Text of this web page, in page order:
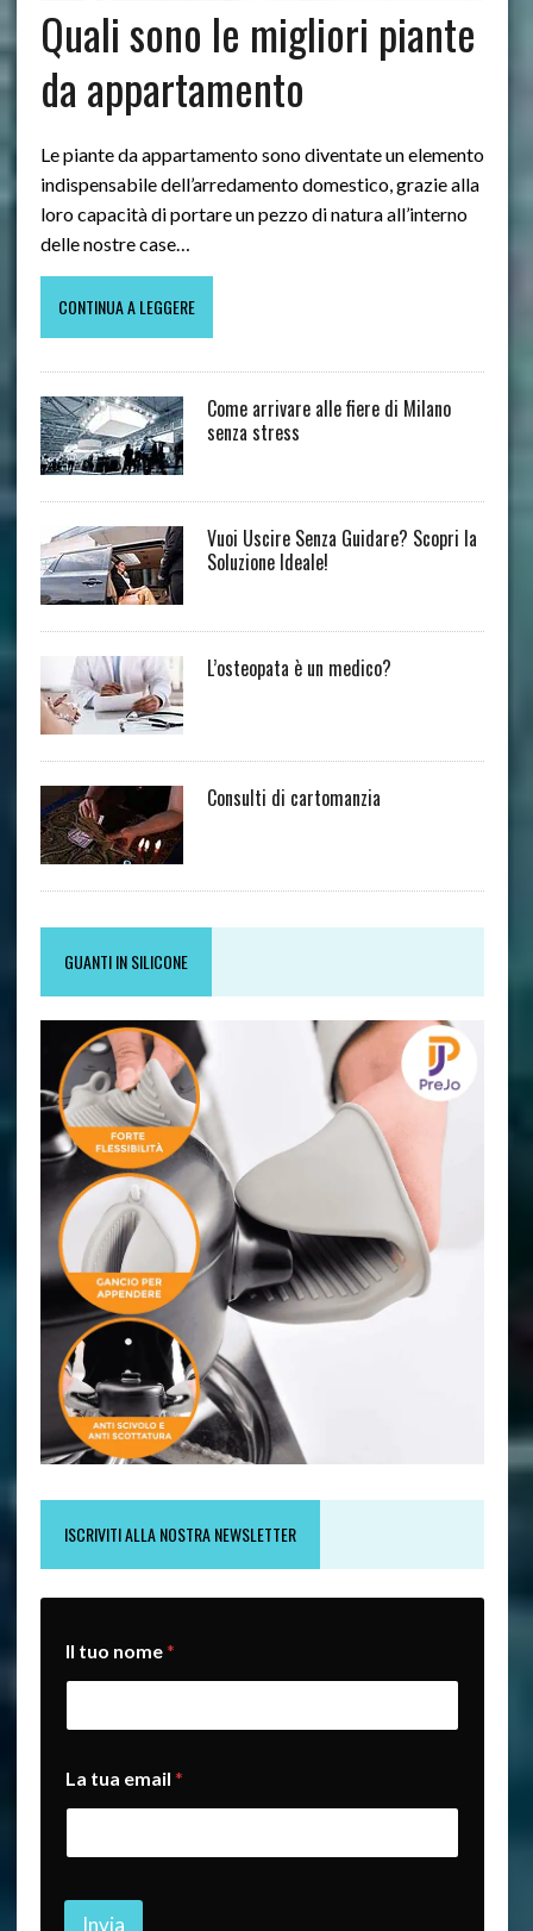
Quali sono le migliori piante
da appartamento
Le piante da appartamento sono diventate un elemento
indispensabile dell’arredamento domestico, grazie alla
loro capacità di portare un pezzo di natura all’interno
delle nostre case…
CONTINUA A LEGGERE
Come arrivare alle fiere di Milano
senza stress
Vuoi Uscire Senza Guidare? Scopri la
Soluzione Ideale!
L’osteopata è un medico?
Consulti di cartomanzia
GUANTI IN SILICONE
ISCRIVITI ALLA NOSTRA NEWSLETTER
Il tuo nome*
a
*
o
e
La tua email *
Invia